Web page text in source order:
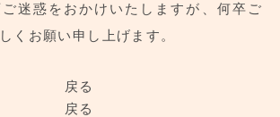
迷惑をおかけいたしますが、何卒ご
くお願い申し上げます。
戻る
戻る